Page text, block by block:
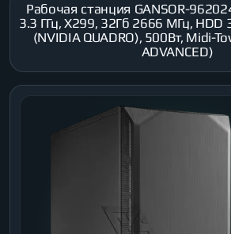
Рабочая станция GANSOR-
3.3 ГГц, X299, 32Гб 2666 МГц, HDD
(NVIDIA QUADRO), 500Вт, Midi-
ADVANCED)